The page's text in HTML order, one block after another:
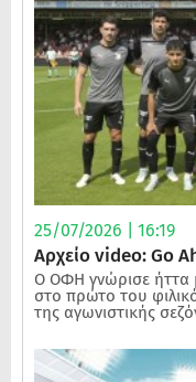
25/07/2026 | 16:19
Αρχείο video: Go
Ο ΟΦΗ γνώρισε ήττα
στο πρώτο του
της αγωνιστικής